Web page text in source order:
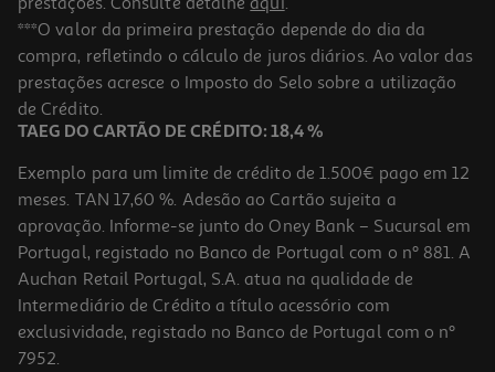
4.8
Sidra Somersby 24x0.20l
3.12 €/Lt
Price reduced from
21,99 €to
14,99 €
Promoção
***O valor da primeira prestação depende do dia da
compra, refletindo o cálculo de juros diários. Ao valor das
prestações acresce o Imposto do Selo sobre a utilização
de Crédito.
TAEG DO CARTÃO DE CRÉDITO: 18,4 %
Exemplo para um limite de crédito de 1.500€ pago em 12
meses. TAN 17,60 %. Adesão ao Cartão sujeita a
aprovação. Informe-se junto do Oney Bank – Sucursal em
Portugal, registado no Banco de Portugal com o nº 881. A
Auchan Retail Portugal, S.A. atua na qualidade de
Intermediário de Crédito a título acessório com
exclusividade, registado no Banco de Portugal com o nº
7952.